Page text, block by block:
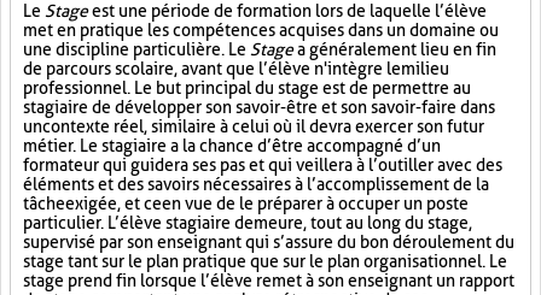
Le Stageest une période de formation lors de laquelle l’élève
met en pratique les compétences acquises dans un domaine ou
une discipline particulière. Le Stagea généralement lieu en fin
de parcours scolaire, avant que l’élève n'intègre le milieu
professionnel. Le but principal du stage est de permettre au
stagiaire de développer son savoir-être et son savoir-faire dans
un contexte réel, similaire à celui où il devra exercer son futur
métier. Le stagiaire a la chance d’être accompagné d’un
formateur qui guidera ses pas et qui veillera à l’outiller avec des
éléments et des savoirs nécessaires à l’accomplissement de la
tâche exigée, et ce en vue de le préparer à occuper un poste
particulier. L’élève stagiaire demeure, tout au long du stage,
supervisé par son enseignant qui s’assure du bon déroulement du
stage tant sur le plan pratique que sur le plan organisationnel. Le
stage prend fin lorsque l’élève remet à son enseignant un rapport